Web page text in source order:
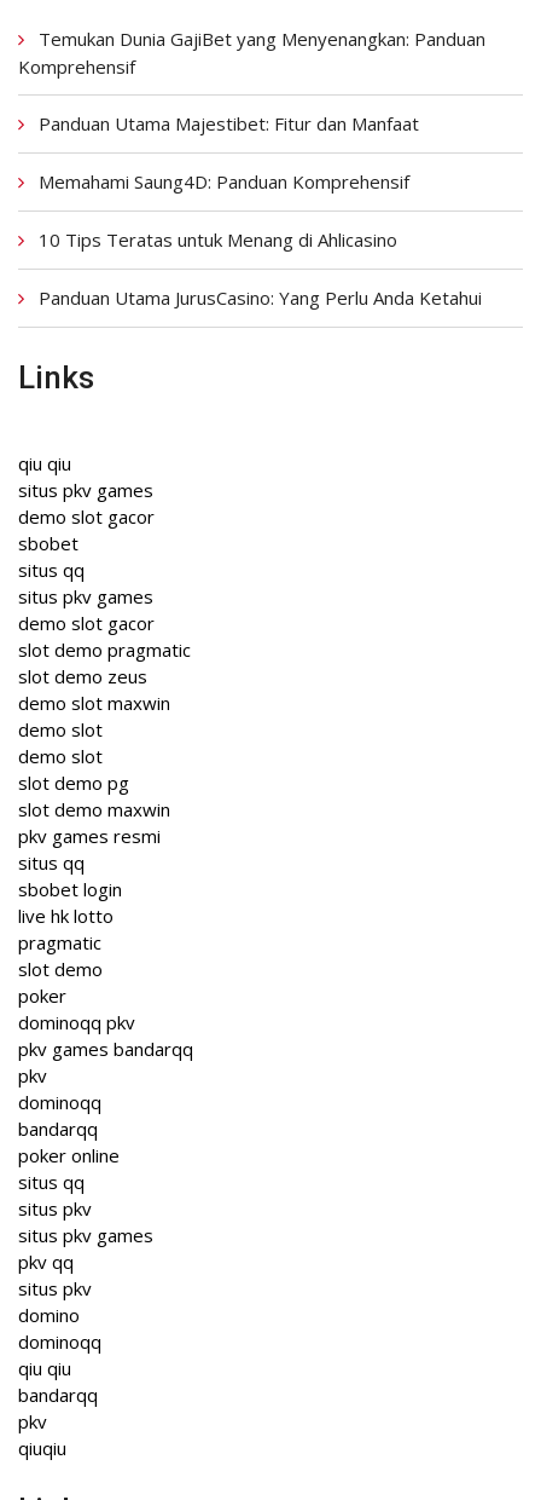
Temukan Dunia GajiBet yang Menyenangkan: Panduan
Komprehensif
Panduan Utama Majestibet: Fitur dan Manfaat
Memahami Saung4D: Panduan Komprehensif
10 Tips Teratas untuk Menang di Ahlicasino
Panduan Utama JurusCasino: Yang Perlu Anda Ketahui
Links
qiu qiu
situs pkv games
demo slot gacor
sbobet
situs qq
situs pkv games
demo slot gacor
slot demo pragmatic
slot demo zeus
demo slot maxwin
demo slot
demo slot
slot demo pg
slot demo maxwin
pkv games resmi
situs qq
sbobet login
live hk lotto
pragmatic
slot demo
poker
dominoqq pkv
pkv games bandarqq
pkv
dominoqq
bandarqq
poker online
situs qq
situs pkv
situs pkv games
pkv qq
situs pkv
domino
dominoqq
qiu qiu
bandarqq
pkv
qiuqiu